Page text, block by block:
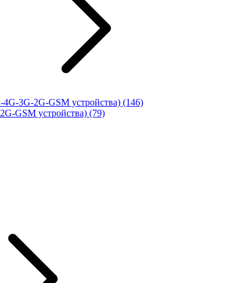
3G-2G-GSM устройства) (146)
GSM устройства) (79)